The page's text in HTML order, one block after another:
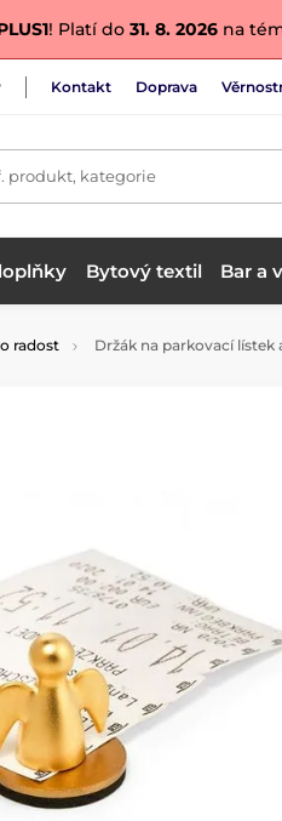
! Platí do31. 8. 2026na
Kontakt Doprava
produkt, kategorie
Bytový textil Bar a
radost Držák na parkovací lístek